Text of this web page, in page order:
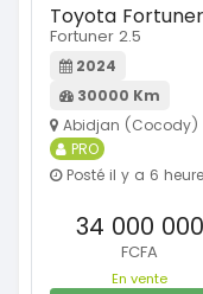
Toyota Fortuner
Fortuner 2.5
2024
30000 Km
Abidjan (Cocody)
PRO
Posté il y a 6
34 000 000
FCFA
En vente